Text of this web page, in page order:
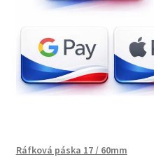
Ráfková páska 17 / 60mm